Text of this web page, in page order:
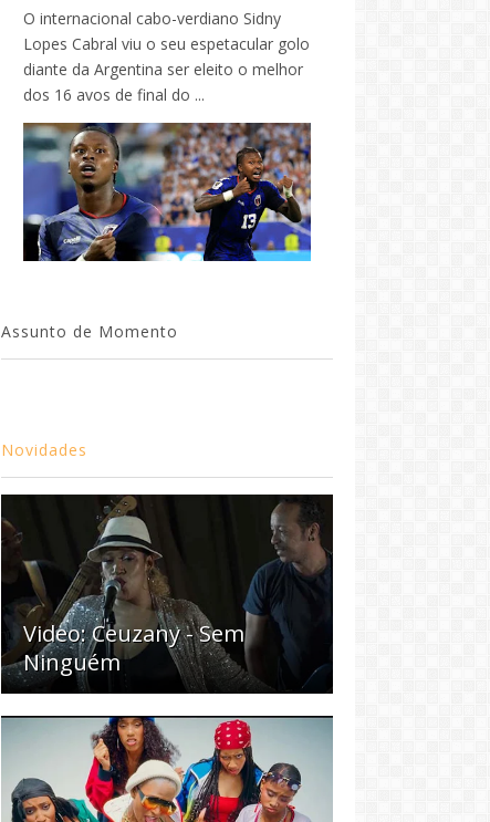
O internacional cabo-verdiano Sidny
Lopes Cabral viu o seu espetacular golo
diante da Argentina ser eleito o melhor
dos 16 avos de final do ...
Assunto de Momento
Novidades
Video: Ceuzany - Sem
Ninguém